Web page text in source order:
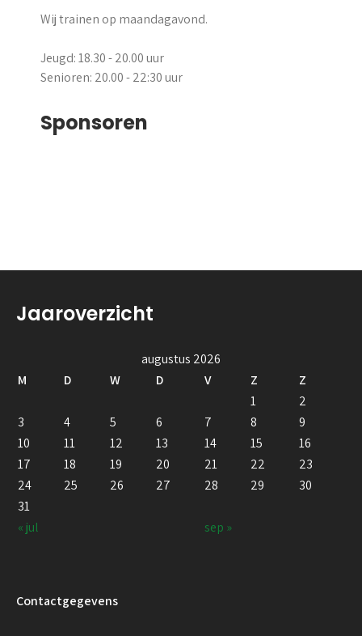
Wij trainen op maandagavond.
Jeugd: 18.30 - 20.00 uur
Senioren: 20.00 - 22:30 uur
Sponsoren
Jaaroverzicht
augustus 2026
M
D W D V Z
Z
1
2
3
4 5 6 7 8
9
10
11 12 13 14 15
16
17
18 19 20 21 22
23
24
25 26 27 28 29
30
31
« jul
sep »
Contactgegevens